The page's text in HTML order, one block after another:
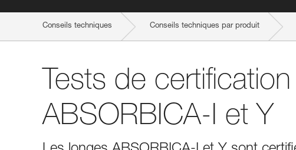
Conseils techniques Conseils techniques par produit
Tests de
ABSORBICA-I et Y